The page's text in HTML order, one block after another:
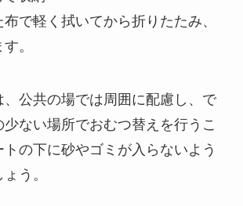
で軽く拭いてから折りたたみ、
。
公共の場では周囲に配慮し、で
少ない場所でおむつ替えを行うこ
トの下に砂やゴミが入らないよう
う。